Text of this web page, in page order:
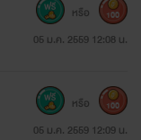
05 ม.ค. 2559 12:08 น.
หรือ 100
05 ม.ค. 2559 12:09 น.
หรือ 100